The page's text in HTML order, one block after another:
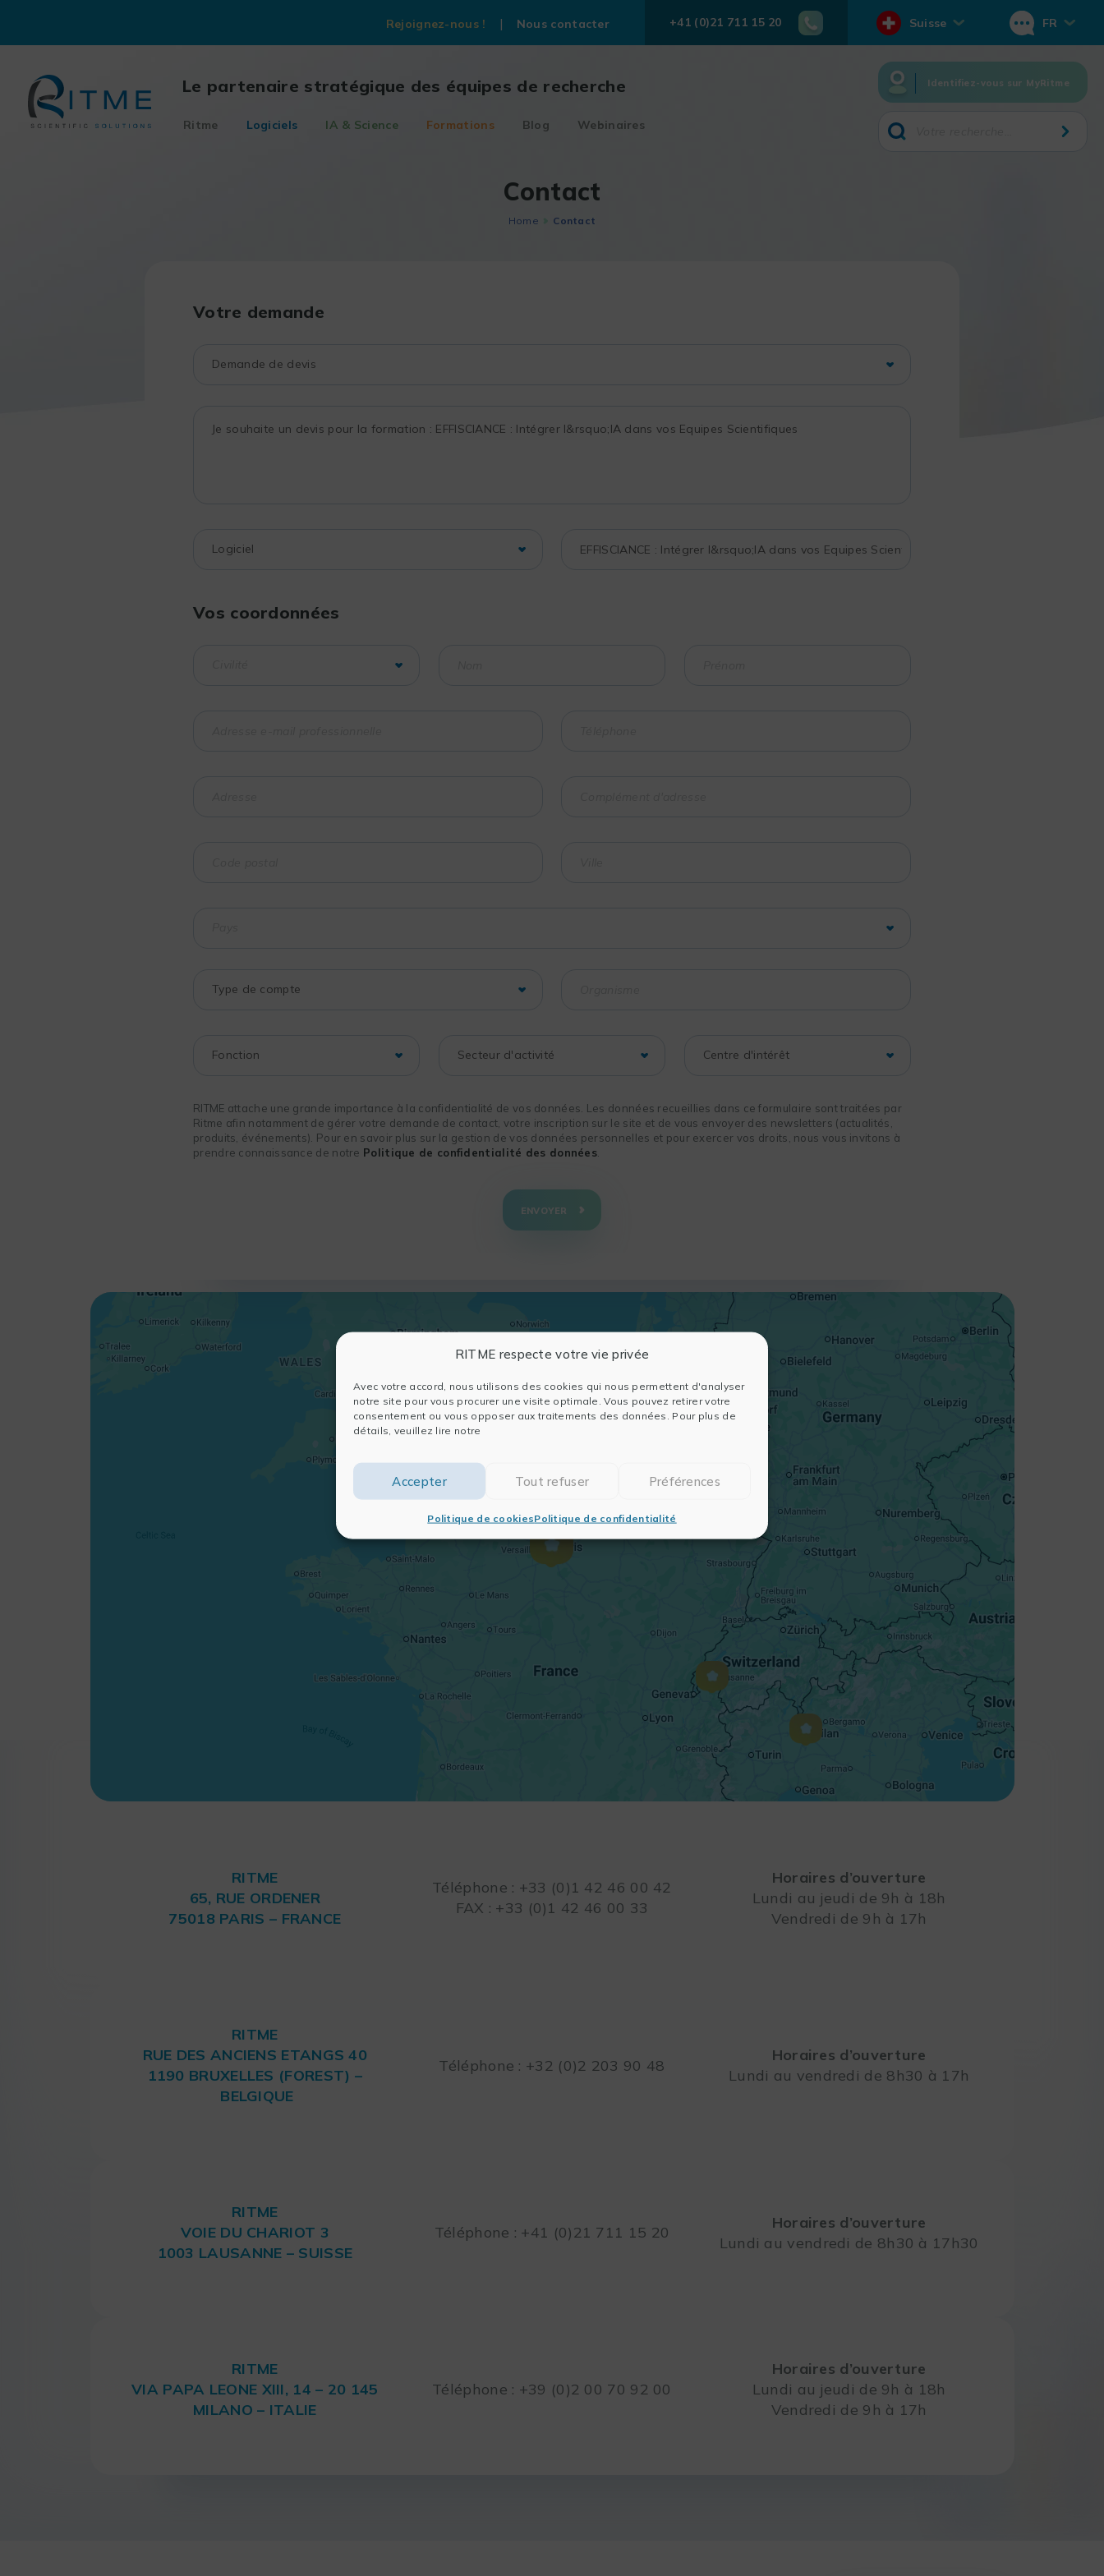
RITME respecte votre vie privée
Avec votre accord, nous utilisons des cookies qui nous permettent d'analyser
notre site pour vous procurer une visite optimale. Vous pouvez retirer votre
consentement ou vous opposer aux traitements des données. Pour plus de
détails, veuillez lire notre
Accepter Tout refuser Préférences
Politique de cookiesPolitique de confidentialité
content
Rejoignez-nous ! Nous contacter +41 (0)21 711 15 20 Suisse FR
Le partenaire stratégique des équipes de recherche
Ritme Logiciels IA & Science Formations Blog Webinaires
Identifiez-vous sur MyRitme
Contact
Home Contact
Votre demande
Vos coordonnées
RITME attache une grande importance à la confidentialité de vos données. Les données recueillies dans ce formulaire sont traitées par
Ritme afin notamment de gérer votre demande de contact, votre inscription sur le site et de vous envoyer des newsletters (actualités,
produits, événements). Pour en savoir plus sur la gestion de vos données personnelles et pour exercer vos droits, nous vous invitons à
prendre connaissance de notre Politique de confidentialité des données
ENVOYER
RITME
65, RUE ORDENER
75018 PARIS – FRANCE
Téléphone : +33 (0)1 42 46 00 42
FAX : +33 (0)1 42 46 00 33
Horaires d’ouverture
Lundi au jeudi de 9h à 18h
Vendredi de 9h à 17h
RITME
RUE DES ANCIENS ETANGS 40
1190 BRUXELLES (FOREST) –
BELGIQUE
Téléphone : +32 (0)2 203 90 48
Horaires d’ouverture
Lundi au vendredi de 8h30 à 17h
RITME
VOIE DU CHARIOT 3
1003 LAUSANNE – SUISSE
Téléphone : +41 (0)21 711 15 20
Horaires d’ouverture
Lundi au vendredi de 8h30 à 17h30
RITME
VIA PAPA LEONE XIII, 14 – 20 145
MILANO – ITALIE
Téléphone : +39 (0)2 00 70 92 00
Horaires d’ouverture
Lundi au jeudi de 9h à 18h
Vendredi de 9h à 17h